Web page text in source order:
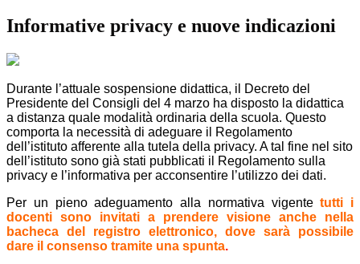
Informative privacy e nuove indicazioni
Durante l’attuale sospensione didattica, il Decreto del
Presidente del Consigli del 4 marzo ha disposto la didattica
a distanza quale modalità ordinaria della scuola. Questo
comporta la necessità di adeguare il Regolamento
dell’istituto afferente alla tutela della privacy. A tal fine nel sito
dell’istituto sono già stati pubblicati il Regolamento sulla
privacy e l’informativa per acconsentire l’utilizzo dei dati.
Per un pieno adeguamento alla normativa vigentetutti i
docenti sono invitati a prendere visione anche nella
bacheca del registro elettronico, dove sarà possibile
dare il consenso tramite una spunta.